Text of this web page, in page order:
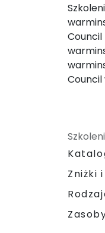
Zniżki